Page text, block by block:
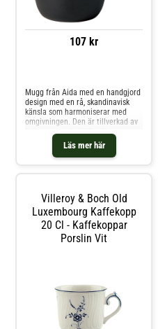
107 kr
Läs mer här
Mugg från Aida med en handgjord
design med en rå, skandinavisk
känsla som harmoniserar med
omgivningen. Den är tillverkad av
bränt stengods i olika färger att
välja mellan med en slitstark
finish för vardaglig användning.
Muggen har en generös storlek
kombinera flera och skapa en unik
färgkombination. Om muggen från
Aida- Tillverkad av stengods.-
Handgjord design.- Muggen finns i
olika färger.- Den här muggen är
Kaffekoppar och mer Muggar &
Koppar hos Royal Design.
Villeroy & Boch Old
Luxembourg Kaffekopp
20 Cl - Kaffekoppar
Porslin Vit